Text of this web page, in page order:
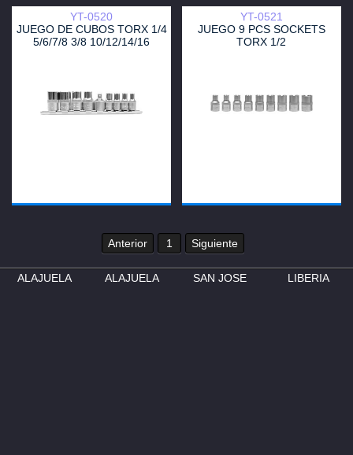
YT-0520
JUEGO DE CUBOS TORX 1/4
5/6/7/8 3/8 10/12/14/16
YT-0521
JUEGO 9 PCS SOCKETS
TORX 1/2
Anterior 1 Siguiente
ALAJUELA ALAJUELA SAN JOSE LIBERIA